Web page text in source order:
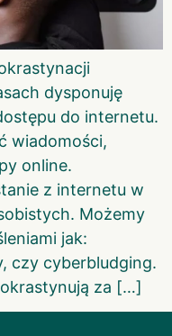
dysponuję
do internetu.
wiadomości,
online.
z internetu w
Możemy
jak:
czy cyberbludging.
za […]